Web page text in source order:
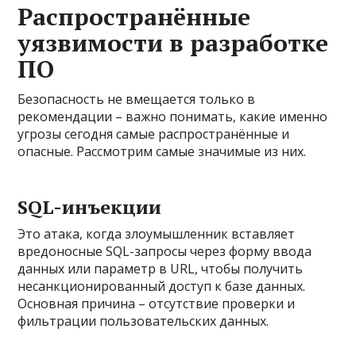
Распространённые
уязвимости в разработке
ПО
Безопасность не вмещается только в
рекомендации – важно понимать, какие именно
угрозы сегодня самые распространённые и
опасные. Рассмотрим самые значимые из них.
SQL-инъекции
Это атака, когда злоумышленник вставляет
вредоносные SQL-запросы через форму ввода
данных или параметр в URL, чтобы получить
несанкционированный доступ к базе данных.
Основная причина – отсутствие проверки и
фильтрации пользовательских данных.